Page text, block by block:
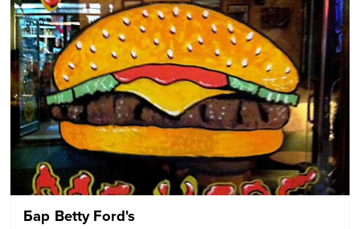
Бар Betty Ford's